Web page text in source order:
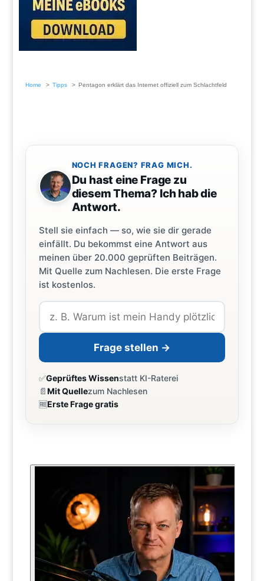
Home Tipps Pentagon erklärt das Internet offiziell zum Schlachtfeld
NOCH FRAGEN? FRAG MICH.
Du hast eine Frage zu
diesem Thema? Ich hab die
Antwort.
Stell sie einfach — so, wie sie dir gerade
einfällt. Du bekommst eine Antwort aus
meinen über 20.000 geprüften Beiträgen.
Mit Quelle zum Nachlesen. Die erste Frage
ist kostenlos.
Frage stellen →
✅Geprüftes Wissenstatt KI-Raterei
📄Mit Quellezum Nachlesen
🆓Erste Frage gratis